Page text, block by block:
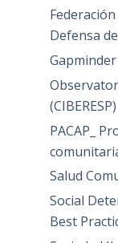
Defensa
Gapminder
(CIBERESP)
PACAP_
Salud
Social
Best